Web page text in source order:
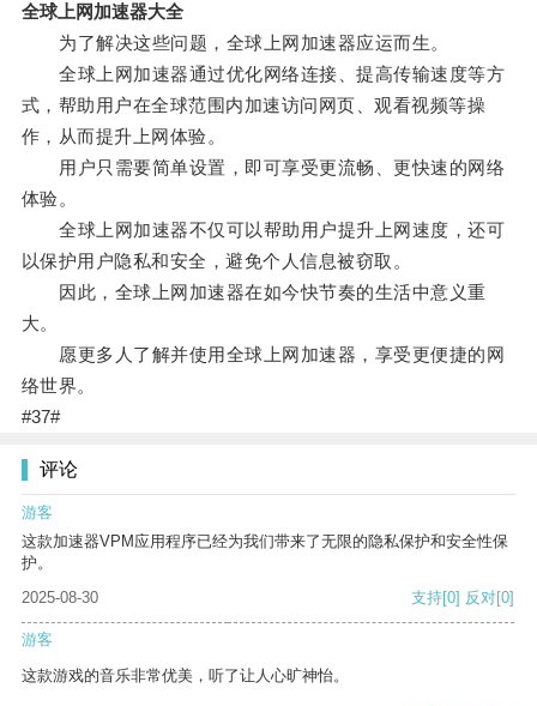
全球上网加速器大全
为了解决这些问题，全球上网加速器应运而生。
全球上网加速器通过优化网络连接、提高传输速度等方
式，帮助用户在全球范围内加速访问网页、观看视频等操
作，从而提升上网体验。
用户只需要简单设置，即可享受更流畅、更快速的网络
体验。
全球上网加速器不仅可以帮助用户提升上网速度，还可
以保护用户隐私和安全，避免个人信息被窃取。
因此，全球上网加速器在如今快节奏的生活中意义重
大。
愿更多人了解并使用全球上网加速器，享受更便捷的网
络世界。
#37#
评论
游客
这款加速器VPM应用程序已经为我们带来了无限的隐私保护和安全性保
护。
2025-08-30
支持[0] 反对[0]
游客
这款游戏的音乐非常优美，听了让人心旷神怡。